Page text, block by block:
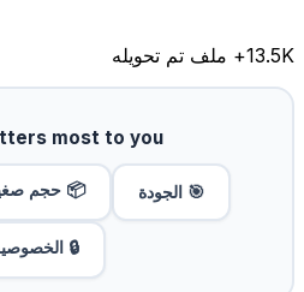
13.5K+ ملف تم تحويله
most to you?
🎯 الجودة 📦 حجم
🔒